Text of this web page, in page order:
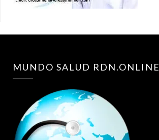
MUNDO SALUD RDN.ONLINE